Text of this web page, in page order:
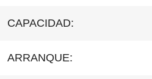
CAPACIDAD:
ARRANQUE: